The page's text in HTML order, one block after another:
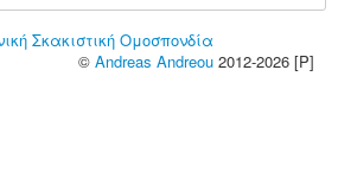
Σκακιστική Ομοσπονδία
© Andreas Andreou 2012-2026 [P]